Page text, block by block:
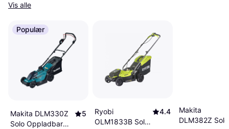
Vis alle
Populær
Makita DLM330Z
Solo Oppladbar
5
Ryobi
OLM1833B Solo
4.4
Makita
DLM382Z Solo